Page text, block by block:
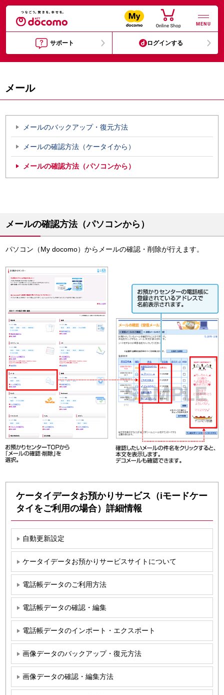
MENU
サポート ログインする
メール
メールのバックアップ・復元方法
メールの確認方法（ケータイから）
メールの確認方法（パソコンから）
メールの確認方法（パソコンから）
パソコン（My docomo）からメールの確認・削除が行えます。
ケータイデータお預かりサービス（iモードケー
タイをご利用の場合）詳細情報
自動更新設定
ケータイデータお預かりサービスサイトについて
電話帳データのご利用方法
電話帳データの確認・編集
電話帳データのインポート・エクスポート
画像データのバックアップ・復元方法
画像データの確認・編集方法